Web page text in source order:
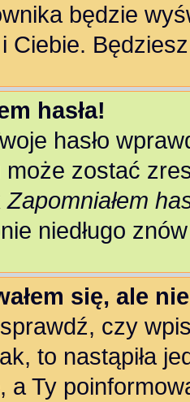
będzie
Ciebie.
hasła!
hasło
może zostać
Zapomniałem
niedługo
się, ale
czy
to nastąpiła
a Ty